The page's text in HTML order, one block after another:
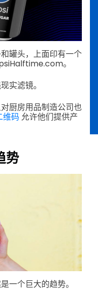
罐头，上面印有一个
。
实滤镜。
厨房用品制造公司也
维码 允许他们提供产
势
一个巨大的趋势。